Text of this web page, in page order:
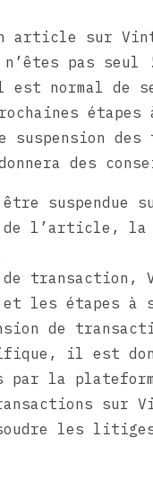
article sur
n’êtes pas
normal de
suspension
des
l’article, la
de
les étapes à
de
il est
par la
sur
les litiges